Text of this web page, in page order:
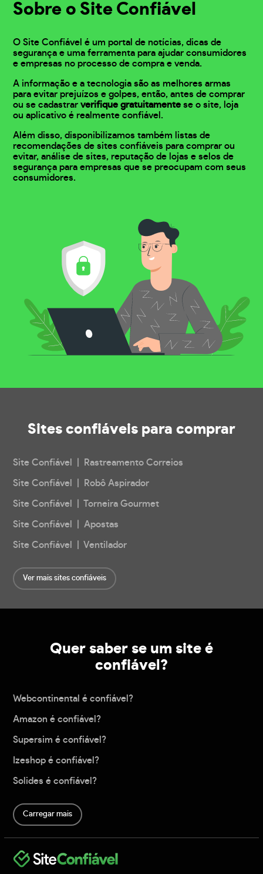
Sobre o Site Confiável
O Site Confiável é um portal de notícias, dicas de
segurança e uma ferramenta para ajudar consumidores
e empresas no processo de compra e venda.
A informação e a tecnologia são as melhores armas
para evitar prejuízos e golpes, então, antes de comprar
ou se cadastrarverifique gratuitamente se o site, loja
ou aplicativo é realmente confiável.
Além disso, disponibilizamos também listas de
recomendações de sites confiáveis para comprar ou
evitar, análise de sites, reputação de lojas e selos de
segurança para empresas que se preocupam com seus
consumidores.
Sites confiáveis para comprar
Site Confiável | Rastreamento Correios
Site Confiável | Robô Aspirador
Site Confiável | Torneira Gourmet
Site Confiável | Apostas
Site Confiável | Ventilador
Ver mais sites confiáveis
Quer saber se um site é
confiável?
Webcontinental é confiável?
Amazon é confiável?
Supersim é confiável?
Izeshop é confiável?
Solides é confiável?
Carregar mais